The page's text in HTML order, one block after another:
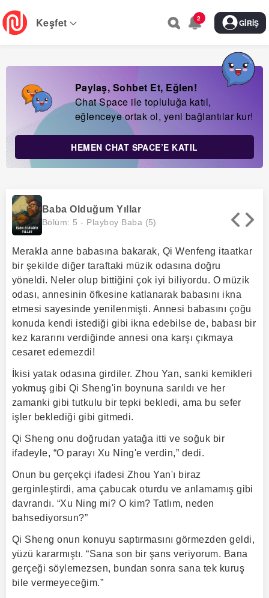
Skip
to
main
Keşfet 2 GIRIŞ
Paylaş, Sohbet Et, Eğlen!
Chat Space ile topluluğa katıl,
eğlenceye ortak ol, yeni bağlantılar kur!
HEMEN CHAT SPACE’E KATIL
Baba Olduğum Yıllar
Bölüm: 5 - Playboy Baba (5)
Merakla anne babasına bakarak, Qi Wenfeng itaatkar
bir şekilde diğer taraftaki müzik odasına doğru
yöneldi. Neler olup bittiğini çok iyi biliyordu. O müzik
odası, annesinin öfkesine katlanarak babasını ikna
etmesi sayesinde yenilenmişti. Annesi babasını çoğu
konuda kendi istediği gibi ikna edebilse de, babası bir
kez kararını verdiğinde annesi ona karşı çıkmaya
cesaret edemezdi!
İkisi yatak odasına girdiler. Zhou Yan, sanki kemikleri
yokmuş gibi Qi Sheng'in boynuna sarıldı ve her
zamanki gibi tutkulu bir tepki bekledi, ama bu sefer
işler beklediği gibi gitmedi.
Qi Sheng onu doğrudan yatağa itti ve soğuk bir
ifadeyle, “O parayı Xu Ning'e verdin,” dedi.
Onun bu gerçekçi ifadesi Zhou Yan'ı biraz
gerginleştirdi, ama çabucak oturdu ve anlamamış gibi
davrandı. “Xu Ning mi? O kim? Tatlım, neden
bahsediyorsun?”
Qi Sheng onun konuyu saptırmasını görmezden geldi,
yüzü kararmıştı. “Sana son bir şans veriyorum. Bana
gerçeği söylemezsen, bundan sonra sana tek kuruş
bile vermeyeceğim.”